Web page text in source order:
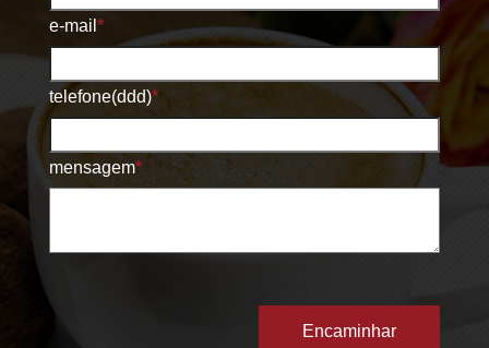
e-mail *
telefone(ddd)*
mensagem*